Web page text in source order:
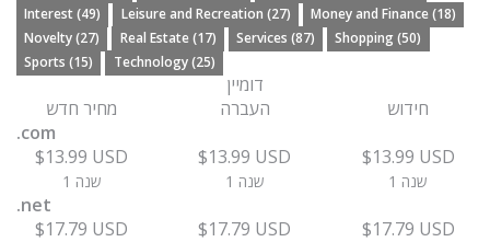
Interest (49)
Leisure and Recreation (27)
Money and Finance (18)
Novelty (27)
Real Estate (17) Services (87)
Shopping (50)
Sports (15)
Technology (25)
דומיין
מחיר חדש
העברה
חידוש
.com
$13.99 USD
1 שנה
$13.99 USD
1 שנה
$13.99 USD
1 שנה
.net
$17.79 USD
$17.79 USD $17.79 USD